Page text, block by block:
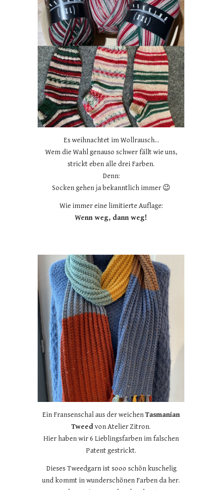
Es weihnachtet im Wollrausch...
Wem die Wahl genauso schwer fällt wie uns,
strickt eben alle drei Farben.
Denn:
Socken gehen ja bekanntlich immer 😉
Wie immer eine limitierte Auflage:
Wenn weg, dann weg!
Ein Fransenschal aus der weichenTasmanian
Tweedvon Atelier Zitron.
Hier haben wir 6 Lieblingsfarben im falschen
Patent gestrickt.
Dieses Tweedgarn ist sooo schön kuschelig
und kommt in wunderschönen Farben da her.